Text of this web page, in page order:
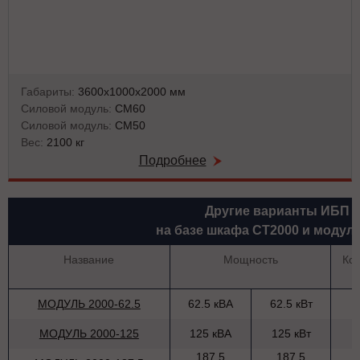
Габариты: 3600х1000х2000 мм
Силовой модуль: СМ60
Силовой модуль: СМ50
Вес: 2100 кг
Подробнее
Другие варианты ИБП
на базе шкафа СТ2000 и
Название Мощность
МОДУЛЬ 2000-62.5 62.5 кВА 62.5 кВт
МОДУЛЬ 2000-125 125 кВА 125 кВт
187.5 187.5